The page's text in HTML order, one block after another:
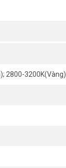
2800-3200K(Vàng)